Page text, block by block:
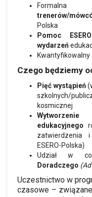
trenerów/
Polska
Pomoc
wydarzeń
Kwantyfikowalny
Czego będziemy
Pięć wystąpień
szkolnych/
kosmicznej
edukacyjnego
zatwierdzenia
ESERO-Polska)
Udział w
Doradczego
Uczestnictwo w
czasowe –